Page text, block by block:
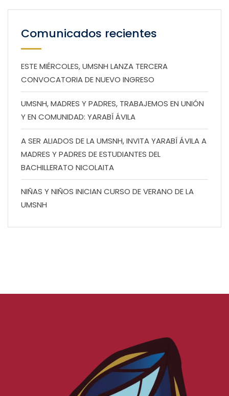
Comunicados recientes
ESTE MIÉRCOLES, UMSNH LANZA TERCERA
CONVOCATORIA DE NUEVO INGRESO
UMSNH, MADRES Y PADRES, TRABAJEMOS EN UNIÓN
Y EN COMUNIDAD: YARABÍ ÁVILA
A SER ALIADOS DE LA UMSNH, INVITA YARABÍ ÁVILA A
MADRES Y PADRES DE ESTUDIANTES DEL
BACHILLERATO NICOLAITA
NIÑAS Y NIÑOS INICIAN CURSO DE VERANO DE LA
UMSNH